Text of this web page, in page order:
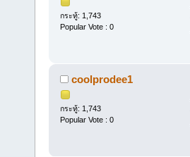
กระทู้: 1,743
Popular Vote : 0
coolprodee1
กระทู้: 1,743
Popular Vote : 0